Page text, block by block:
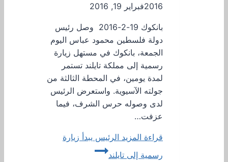
2016فبراير 19, 2016
بانكوك 19-2-2016 وصل رئيس
دولة فلسطين محمود عباس اليوم
الجمعة، بانكوك في مستهل زيارة
رسمية إلى مملكة تايلند تستمر
لمدة يومين، في المحطة الثالثة من
جولته الآسيوية. واستعرض الرئيس
لدى وصوله حرس الشرف، فيما
عزفت…
قراءة المزيد الرئيس يبدأ زيارة
رسمية إلى تايلند